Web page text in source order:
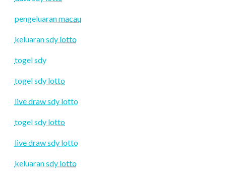
pengeluaran macau
keluaran sdy lotto
togel sdy
togel sdy lotto
live draw sdy lotto
togel sdy lotto
live draw sdy lotto
keluaran sdy lotto